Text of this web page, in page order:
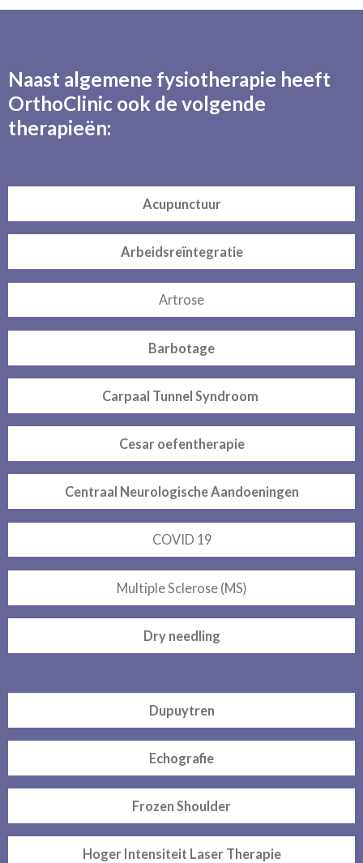
Naast algemene fysiotherapie heeft
OrthoClinic ook de volgende
therapieën:
Acupunctuur
Arbeidsreïntegratie
Artrose
Barbotage
Carpaal Tunnel Syndroom
Cesar oefentherapie
Centraal Neurologische Aandoeningen
COVID 19
Multiple Sclerose (MS)
Dry needling
Dupuytren
Echografie
Frozen Shoulder
Hoger Intensiteit Laser Therapie